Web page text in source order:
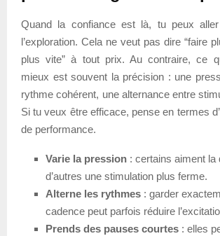
Quand la confiance est là, tu peux
l’exploration. Cela ne veut pas dire “faire
plus vite” à tout prix. Au contraire, ce
mieux est souvent la précision : une
rythme cohérent, une alternance entre
Si tu veux être efficace, pense en termes
de performance.
Varie la pression : certains aiment la
d’autres une stimulation plus ferme.
Alterne les rythmes : garder
cadence peut parfois réduire
Prends des pauses courtes : elles